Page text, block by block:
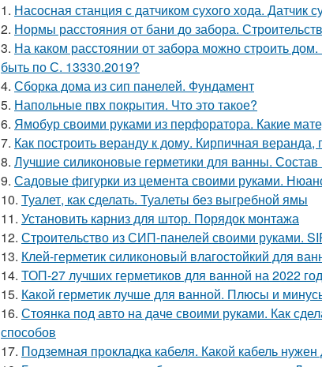
1. Насосная станция с датчиком сухого хода. Датчик
2. Нормы расстояния от бани до забора.
3. На каком расстоянии от забора можно строить
быть по С. 13330.2019?
4. Сборка дома из сип панелей. Фундамент
5. Напольные пвх покрытия. Что это такое?
6. Ямобур своими руками из перфоратора. Какие
7. Как построить веранду к дому. Кирпичная веранда,
8. Лучшие силиконовые герметики для ванны. Состав
9. Садовые фигурки из цемента своими руками.
10. Туалет, как сделать. Туалеты без выгребной ямы
11. Установить карниз для штор. Порядок монтажа
12. Строительство из СИП-панелей своими руками.
13. Клей-герметик силиконовый влагостойкий для
14. ТОП-27 лучших герметиков для ванной на 2022
15. Какой герметик лучше для ванной. Плюсы и
16. Стоянка под авто на даче своими руками. Как
способов
17. Подземная прокладка кабеля. Какой кабель